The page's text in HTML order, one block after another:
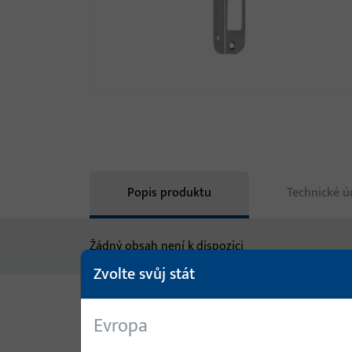
Popis produktu
Technické
Žádný obsah není k dispozici
Varianty
Zvolte svůj stát
Evropa